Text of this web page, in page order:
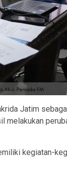
Jatim
melakukan
kegiatan-